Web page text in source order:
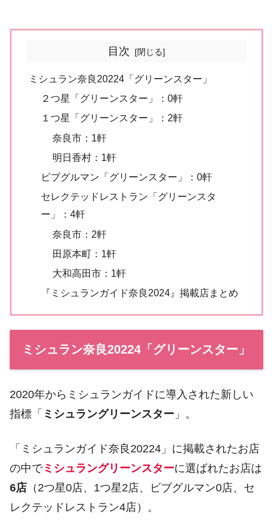
目次
ミシュラン奈良20224「グリーンスター」
２つ星「グリーンスター」：0軒
１つ星「グリーンスター」：2軒
奈良市：1軒
明日香村：1軒
ビブグルマン「グリーンスター」：0軒
セレクテッドレストラン「グリーンスタ
ー」：4軒
奈良市：2軒
田原本町：1軒
大和高田市：1軒
『ミシュランガイド奈良2024』掲載店まとめ
ミシュラン奈良20224「グリーンスター」
2020年からミシュランガイドに導入された新しい
指標「 ミシュラングリーンスター 」。
「ミシュランガイド奈良20224」に掲載されたお店
の中でミシュラングリーンスターに選ばれたお店は
6店 （2つ星0店、1つ星2店、ビブグルマン0店、セ
レクテッドレストラン4店）。